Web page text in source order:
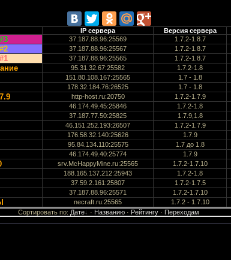
IP сервера Версия сервера
37.187.88.96:25569 1.7.2-1.8.7
37.187.88.96:25567 1.7.2-1.8.7
37.187.88.96:25565 1.7.2-1.8.7
95.31.32.67:25582 1.7.2-1.8
151.80.108.167:25565 1.7 - 1.8
178.32.184.76:26525 1.7 - 1.8
http-host.ru:20750 1.7.2-1.7.9
46.174.49.45:25846 1.7.2-1.8
37.187.77.50:25825 1.7.9,1.8
46.151.252.193:26507 1.7.2-1.7.9
176.58.32.140:25626 1.7.9
95.84.134.110:25575 1.7 до 1.8
46.174.49.40:25774 1.7.9
srv.McHappyMine.ru:25565 1.7.2-1.7.10
188.165.137.212:25943 1.7.2-1.8
37.59.2.161:25807 1.7.2-1.7.5
37.187.88.96:25571 1.7.2-1.7.10
necraft.ru:25565 1.7.2 - 1.7.10
Сортировать по: Дате · Названию · Рейтингу · Переходам